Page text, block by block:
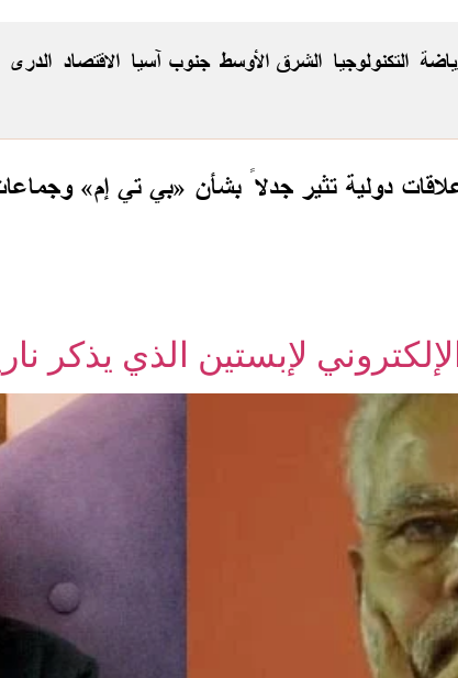
الاقتصاد جنوب آسيا الشرق الأوسط التكنولوجيا الدری
دولية تثير جدلاً بشأن «بي تي إم»
الإلكتروني لإبستين الذي يذكر